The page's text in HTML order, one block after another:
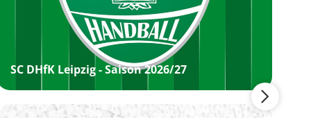
SC DHfK Leipzig - Saison 2026/27